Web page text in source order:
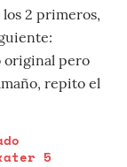
2 primeros,
original pero
repito el
5